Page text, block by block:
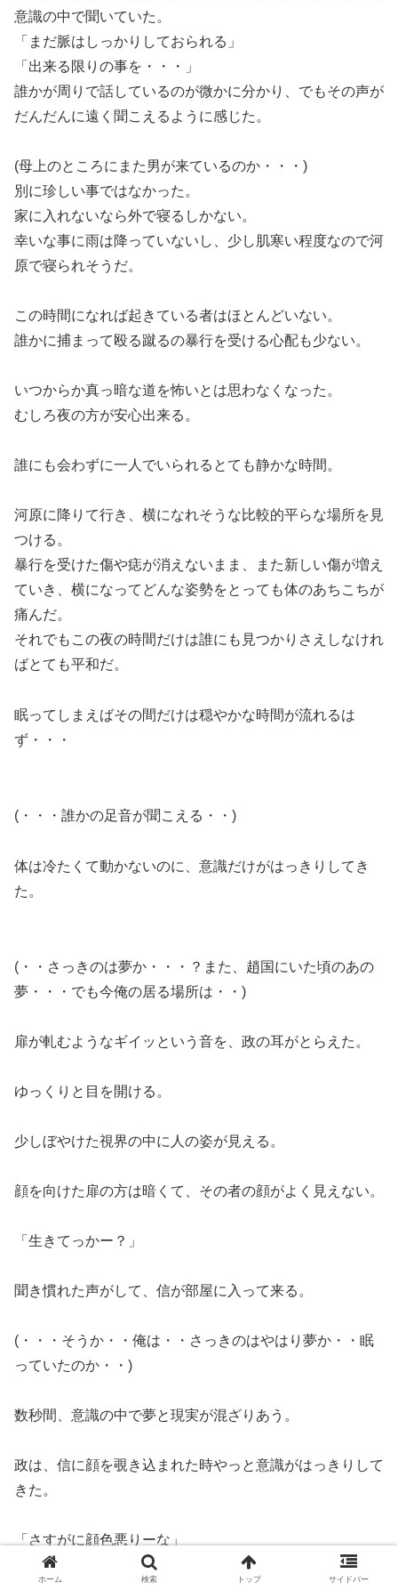
意識の中で聞いていた。
「まだ脈はしっかりしておられる」
「出来る限りの事を・・・」
誰かが周りで話しているのが微かに分かり、でもその声が
だんだんに遠く聞こえるように感じた。
(母上のところにまた男が来ているのか・・・)
別に珍しい事ではなかった。
家に入れないなら外で寝るしかない。
幸いな事に雨は降っていないし、少し肌寒い程度なので河
原で寝られそうだ。
この時間になれば起きている者はほとんどいない。
誰かに捕まって殴る蹴るの暴行を受ける心配も少ない。
いつからか真っ暗な道を怖いとは思わなくなった。
むしろ夜の方が安心出来る。
誰にも会わずに一人でいられるとても静かな時間。
河原に降りて行き、横になれそうな比較的平らな場所を見
つける。
暴行を受けた傷や痣が消えないまま、また新しい傷が増え
ていき、横になってどんな姿勢をとっても体のあちこちが
痛んだ。
それでもこの夜の時間だけは誰にも見つかりさえしなけれ
ばとても平和だ。
眠ってしまえばその間だけは穏やかな時間が流れるは
ず・・・
(・・・誰かの足音が聞こえる・・)
体は冷たくて動かないのに、意識だけがはっきりしてき
た。
(・・さっきのは夢か・・・？また、趙国にいた頃のあの
夢・・・でも今俺の居る場所は・・)
扉が軋むようなギイッという音を、政の耳がとらえた。
ゆっくりと目を開ける。
少しぼやけた視界の中に人の姿が見える。
顔を向けた扉の方は暗くて、その者の顔がよく見えない。
「生きてっかー？」
聞き慣れた声がして、信が部屋に入って来る。
(・・・そうか・・俺は・・さっきのはやはり夢か・・眠
っていたのか・・)
数秒間、意識の中で夢と現実が混ざりあう。
政は、信に顔を覗き込まれた時やっと意識がはっきりして
きた。
「さすがに顔色悪りーな」
ホーム 検索 トップ サイドバー